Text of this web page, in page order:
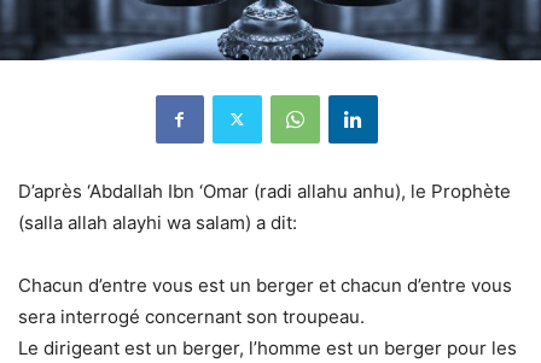
D’après ‘Abdallah Ibn ‘Omar (radi allahu anhu), le Prophète
(salla allah alayhi wa salam) a dit:
Chacun d’entre vous est un berger et chacun d’entre vous
sera interrogé concernant son troupeau.
Le dirigeant est un berger, l’homme est un berger pour les